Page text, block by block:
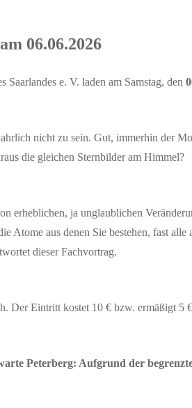
06.06.2026
e. V. laden am Samstag, den
nicht zu sein. Gut, immerhin der
die gleichen Sternbilder am Himmel?
erheblichen, ja unglaublichen
Atome aus denen Sie bestehen, fast
dieser Fachvortrag.
Der Eintritt kostet 10 € bzw. ermäßigt 5
Peterberg: Aufgrund der